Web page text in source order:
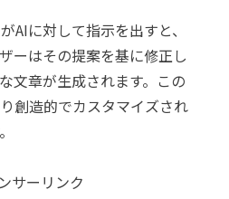
AIに対して指示を出すと、
ーはその提案を基に修正し
文章が生成されます。この
創造的でカスタマイズされ
サーリンク